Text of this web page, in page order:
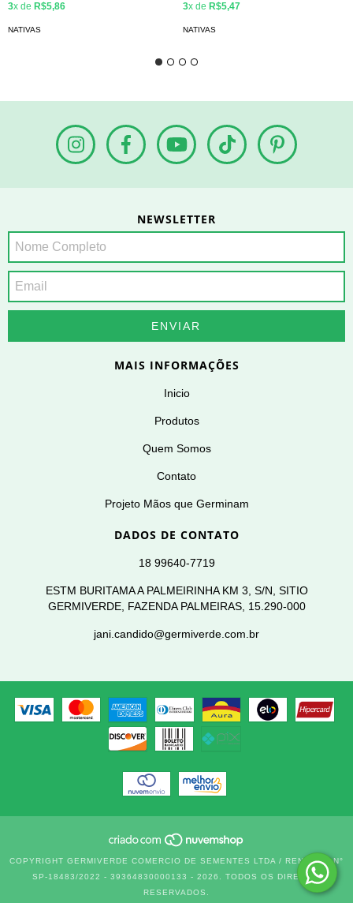
3x de R$5,86
NATIVAS
3x de R$5,47
NATIVAS
NEWSLETTER
MAIS INFORMAÇÕES
Inicio
Produtos
Quem Somos
Contato
Projeto Mãos que Germinam
DADOS DE CONTATO
18 99640-7719
ESTM BURITAMA A PALMEIRINHA KM 3, S/N, SITIO
GERMIVERDE, FAZENDA PALMEIRAS, 15.290-000
jani.candido@germiverde.com.br
COPYRIGHT GERMIVERDE COMERCIO DE SEMENTES LTDA / RENASEM N°
SP-18483/2022 - 39364830000133 - 2026. TODOS OS DIREITOS
RESERVADOS.